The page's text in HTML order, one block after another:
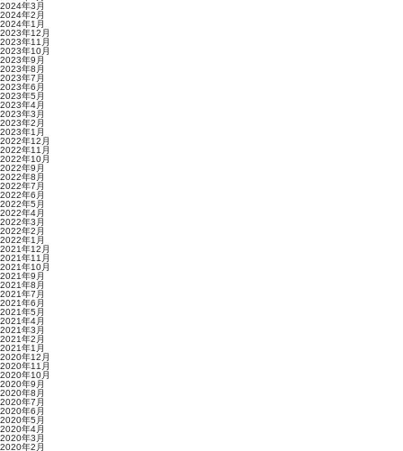
2024年3月
2024年2月
2024年1月
2023年12月
2023年11月
2023年10月
2023年9月
2023年8月
2023年7月
2023年6月
2023年5月
2023年4月
2023年3月
2023年2月
2023年1月
2022年12月
2022年11月
2022年10月
2022年9月
2022年8月
2022年7月
2022年6月
2022年5月
2022年4月
2022年3月
2022年2月
2022年1月
2021年12月
2021年11月
2021年10月
2021年9月
2021年8月
2021年7月
2021年6月
2021年5月
2021年4月
2021年3月
2021年2月
2021年1月
2020年12月
2020年11月
2020年10月
2020年9月
2020年8月
2020年7月
2020年6月
2020年5月
2020年4月
2020年3月
2020年2月